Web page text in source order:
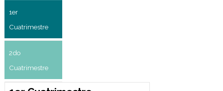
Características propias de los diversos
eventos culturales: muestras de arte,